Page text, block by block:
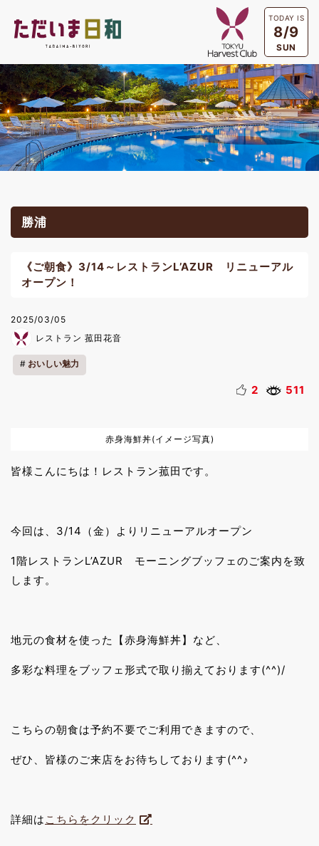
TODAY IS
8/9
SUN
勝浦
《ご朝食》3/14～レストランL’AZUR リニューアル
オープン！
2025/03/05
レストラン 菰田花音
おいしい魅力
2 511
赤身海鮮丼(イメージ写真)
皆様こんにちは！レストラン菰田です。
今回は、3/14（金）よりリニューアルオープン
1階レストランL’AZUR モーニングブッフェのご案内を致
します。
地元の食材を使った【赤身海鮮丼】など、
多彩な料理をブッフェ形式で取り揃えております(^^)/
こちらの朝食は予約不要でご利用できますので、
ぜひ、皆様のご来店をお待ちしております(^^♪
詳細は こちらをクリック